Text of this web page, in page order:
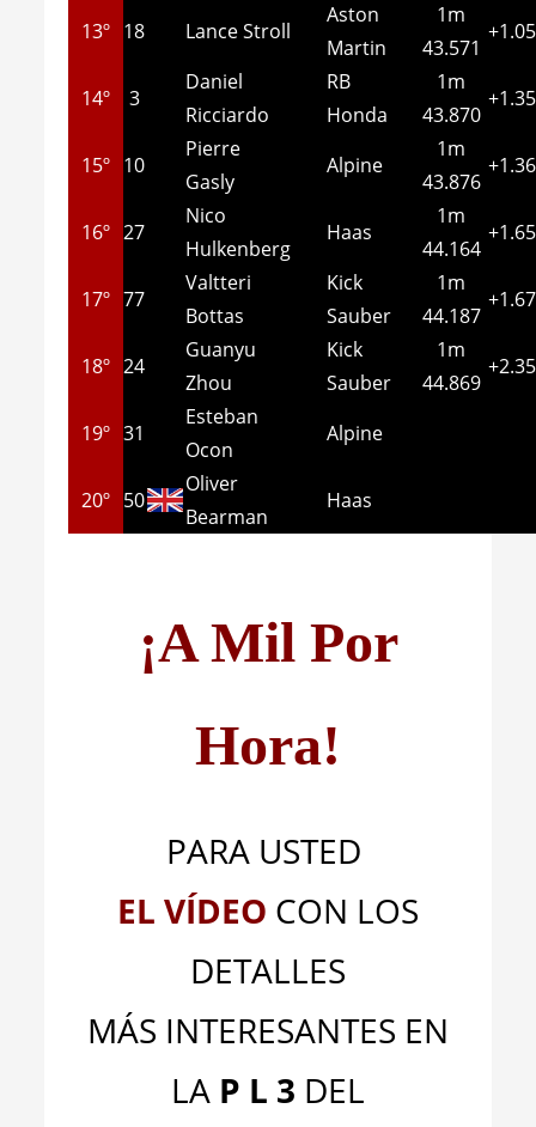
13º 18 Lance Stroll
Aston
Martin
1m
43.571
14º 3
Daniel
Ricciardo
RB
Honda
1m
43.870
15º 10
Pierre
Gasly
Alpine
1m
43.876
16º 27
Nico
Hulkenberg
Haas
1m
44.164
17º 77
Valtteri
Bottas
Kick
Sauber
1m
44.187
18º 24
Guanyu
Zhou
Kick
Sauber
1m
44.869
19º 31
Esteban
Ocon
Alpine
20º 50
Oliver
Bearman
Haas
¡A Mil Por
Hora!
PARA USTED
EL VÍDEO CON LOS
DETALLES
MÁS INTERESANTES EN
LA P L 3 DEL